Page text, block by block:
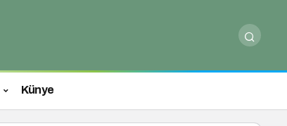
Künye